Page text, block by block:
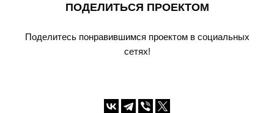
ПОДЕЛИТЬСЯ ПРОЕКТОМ
Поделитесь понравившимся проектом в социальных
сетях!